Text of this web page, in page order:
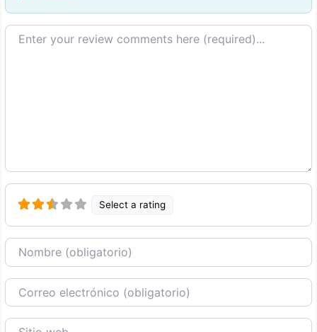
Texto de la reseña
Select a rating
Nombre
Correo Electronico
Sitio web